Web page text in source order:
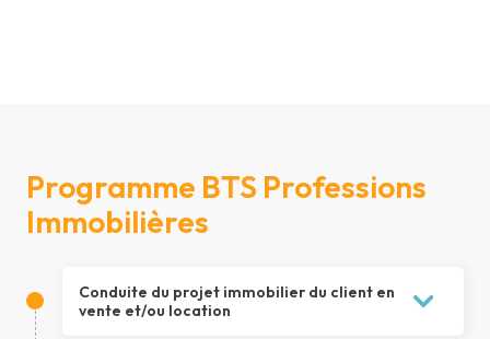
Programme BTS Professions
Immobilières
Conduite du projet immobilier du client en
vente et/ou location